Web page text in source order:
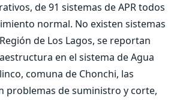
de 91 sistemas de APR todos
normal. No existen sistemas
de Los Lagos, se reportan
en el sistema de Agua
comuna de Chonchi, las
problemas de suministro y corte,